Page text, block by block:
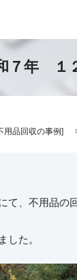
７年 １
用品回収の事例]
て、不用品の
した。